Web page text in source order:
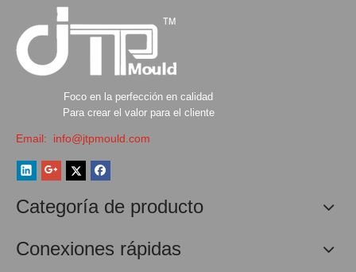
Foco en la perfección en calidad
Para crear el valor para el cliente
Email: info@jtpmould.com
Categoría de producto
Conexiones rápidas